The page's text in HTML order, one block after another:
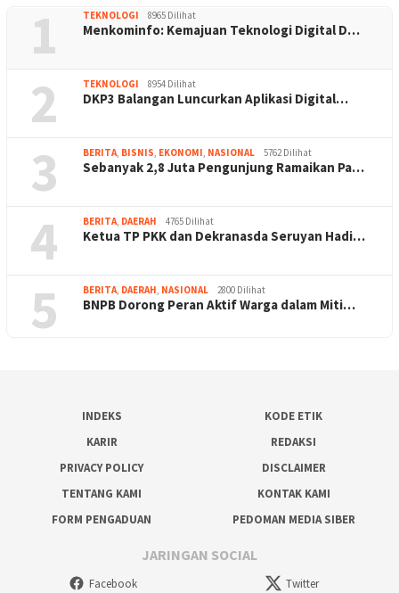
1 TEKNOLOGI 8965 Dilihat
Menkominfo: Kemajuan Teknologi Digital D…
2 TEKNOLOGI 8954 Dilihat
DKP3 Balangan Luncurkan Aplikasi Digital…
3 BERITA, BISNIS, EKONOMI, NASIONAL 5762 Dilihat
Sebanyak 2,8 Juta Pengunjung Ramaikan Pa…
4 BERITA, DAERAH 4765 Dilihat
Ketua TP PKK dan Dekranasda Seruyan Hadi…
5 BERITA, DAERAH, NASIONAL 2800 Dilihat
BNPB Dorong Peran Aktif Warga dalam Miti…
INDEKS
KODE ETIK
KARIR
REDAKSI
PRIVACY POLICY
DISCLAIMER
TENTANG KAMI
KONTAK KAMI
FORM PENGADUAN
PEDOMAN MEDIA SIBER
JARINGAN SOCIAL
Facebook Twitter